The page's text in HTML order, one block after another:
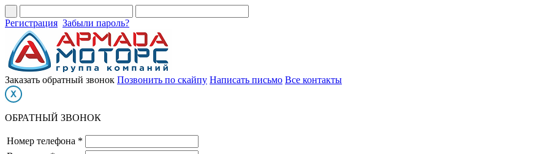
Регистрация Забыли пароль?
Заказать обратный звонок Позвонить по скайпу Написать письмо Все контакты
ОБРАТНЫЙ ЗВОНОК
Номер телефона *